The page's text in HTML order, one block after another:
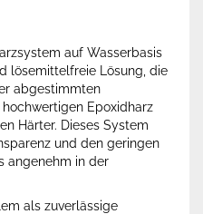
auf Wasserbasis
lösemittelfreie Lösung, die
abgestimmten
Epoxidharz
Härter. Dieses System
und den geringen
angenehm in der
als zuverlässige